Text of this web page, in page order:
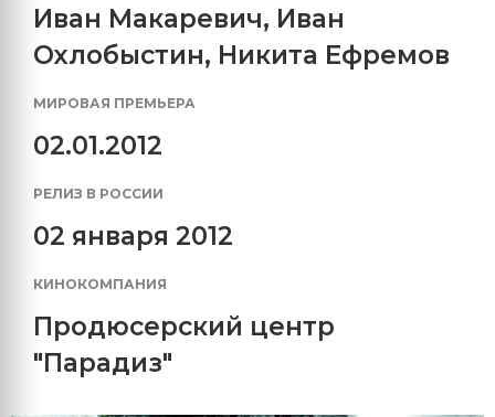
Иван Макаревич, Иван
Охлобыстин, Никита Ефремов
МИРОВАЯ ПРЕМЬЕРА
02.01.2012
РЕЛИЗ В РОССИИ
02 января 2012
КИНОКОМПАНИЯ
Продюсерский центр
"Парадиз"